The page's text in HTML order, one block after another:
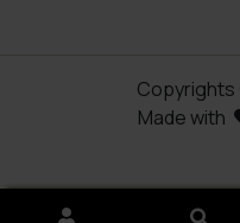
Copyrights
Made with